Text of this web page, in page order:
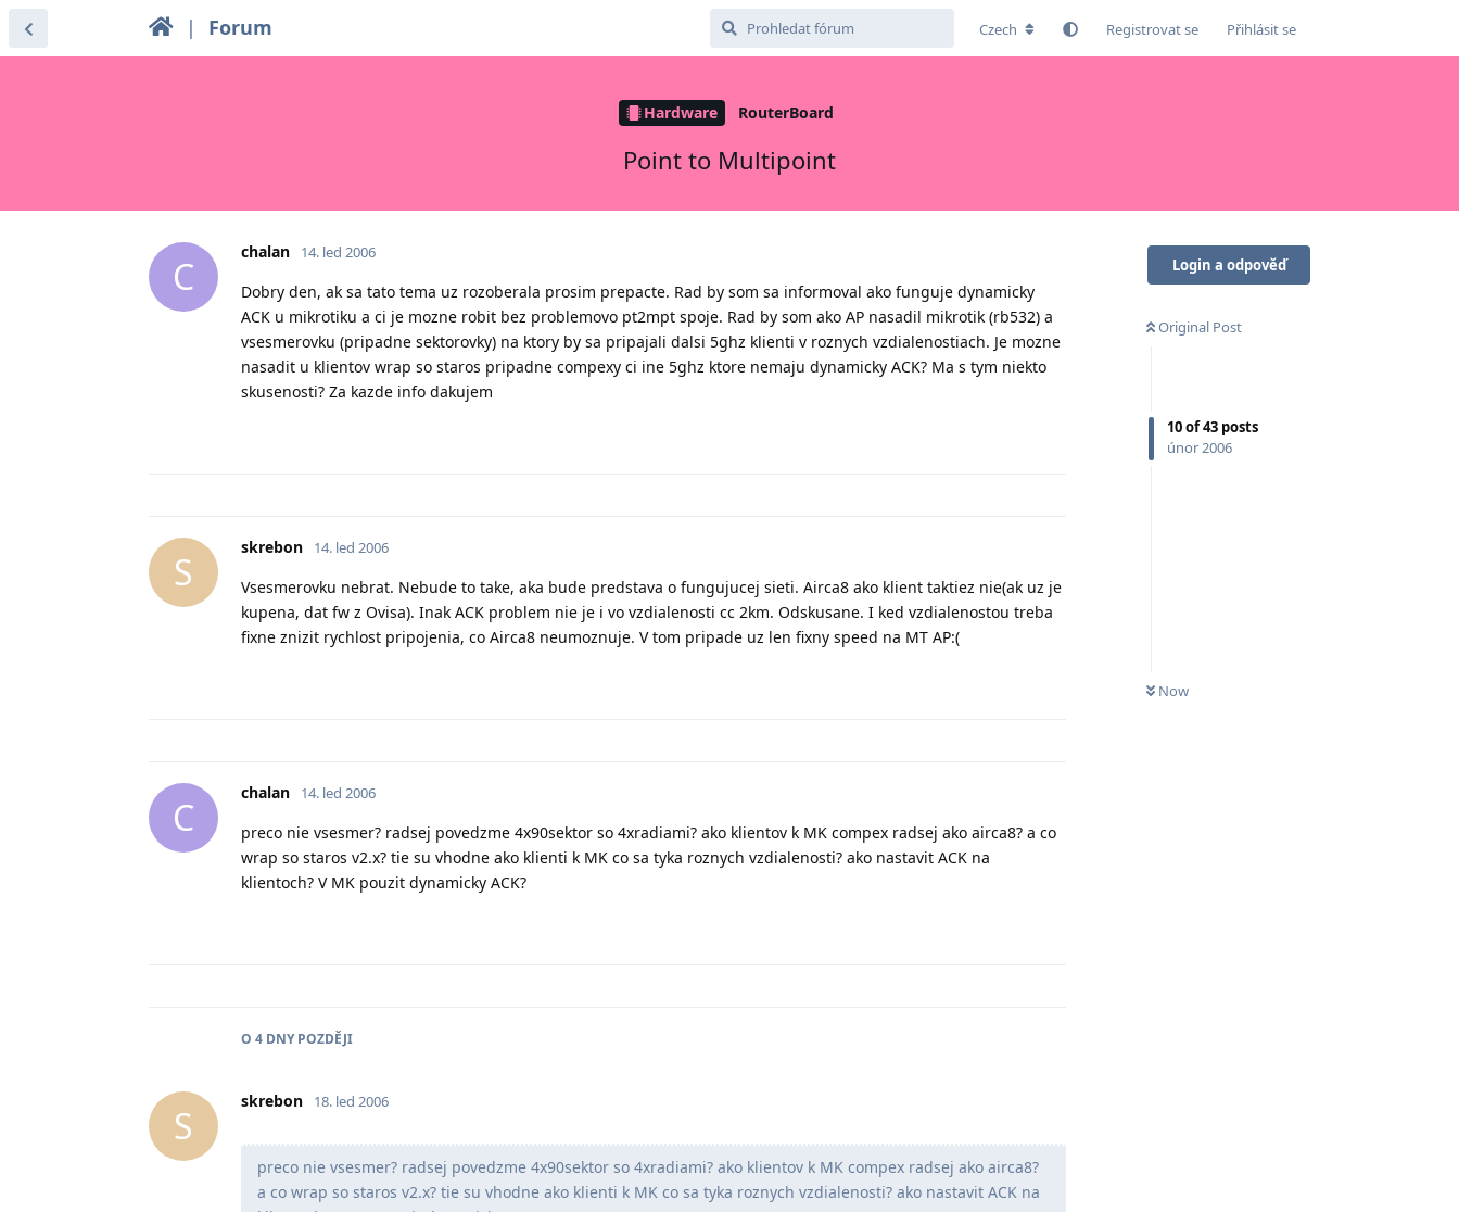
| Forum Czech Registrovat se Přihlásit se
Hardware RouterBoard
Point to Multipoint
Login a odpověď
Original Post
10of43 posts
únor 2006
Now
C
chalan 14. led 2006
Dobry den, ak sa tato tema uz rozoberala prosim prepacte. Rad by som sa informoval ako funguje dynamicky
ACK u mikrotiku a ci je mozne robit bez problemovo pt2mpt spoje. Rad by som ako AP nasadil mikrotik (rb532) a
vsesmerovku (pripadne sektorovky) na ktory by sa pripajali dalsi 5ghz klienti v roznych vzdialenostiach. Je mozne
nasadit u klientov wrap so staros pripadne compexy ci ine 5ghz ktore nemaju dynamicky ACK? Ma s tym niekto
skusenosti? Za kazde info dakujem
S
skrebon 14. led 2006
Vsesmerovku nebrat. Nebude to take, aka bude predstava o fungujucej sieti. Airca8 ako klient taktiez nie(ak uz je
kupena, dat fw z Ovisa). Inak ACK problem nie je i vo vzdialenosti cc 2km. Odskusane. I ked vzdialenostou treba
fixne znizit rychlost pripojenia, co Airca8 neumoznuje. V tom pripade uz len fixny speed na MT AP:(
C
chalan 14. led 2006
preco nie vsesmer? radsej povedzme 4x90sektor so 4xradiami? ako klientov k MK compex radsej ako airca8? a co
wrap so staros v2.x? tie su vhodne ako klienti k MK co sa tyka roznych vzdialenosti? ako nastavit ACK na
klientoch? V MK pouzit dynamicky ACK?
O 4 DNYPOZDĚJI
S
skrebon 18. led 2006
preco nie vsesmer? radsej povedzme 4x90sektor so 4xradiami? ako klientov k MK compex radsej ako airca8?
a co wrap so staros v2.x? tie su vhodne ako klienti k MK co sa tyka roznych vzdialenosti? ako nastavit ACK na